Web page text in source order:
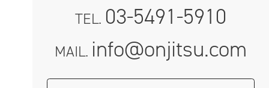
TEL. 03-5491-5910
MAIL. info@onjitsu.com